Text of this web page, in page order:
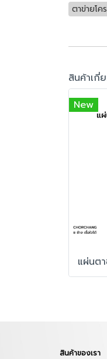
ตาข่ายโ
สินค้าเกี่
New
สินค้าของเรา